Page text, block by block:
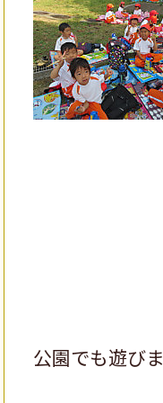
公園でも遊び